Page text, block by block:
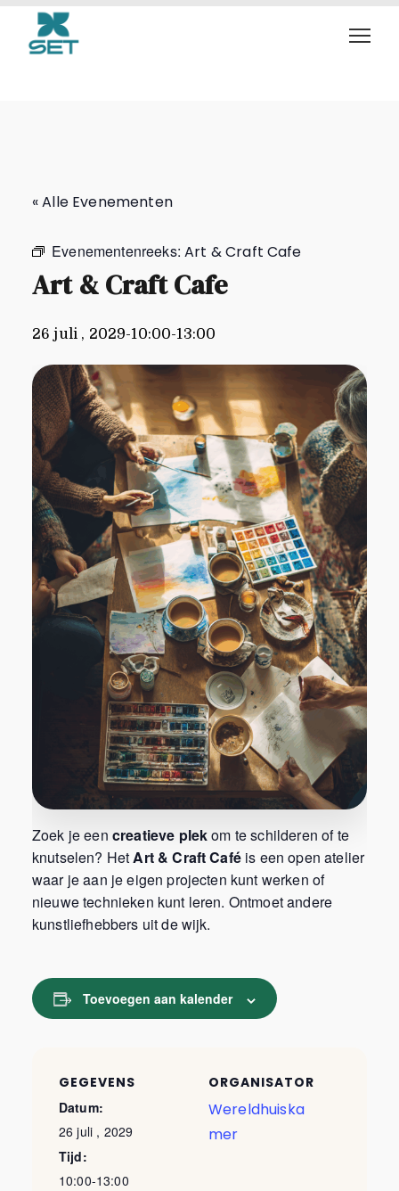
Art & Craft Cafe
« Alle Evenementen
Evenementenreeks:Art & Craft Cafe
Art & Craft Cafe
26 juli , 2029-10:00-13:00
Zoek je een creatieve plekom te schilderen of te
knutselen? HetArt & Craft Caféis een open atelier
waar je aan je eigen projecten kunt werken of
nieuwe technieken kunt leren. Ontmoet andere
kunstliefhebbers uit de wijk.
Toevoegen aan kalender
GEGEVENS
Datum:
26 juli , 2029
Tijd:
10:00-13:00
ORGANISATOR
Wereldhuiska
mer